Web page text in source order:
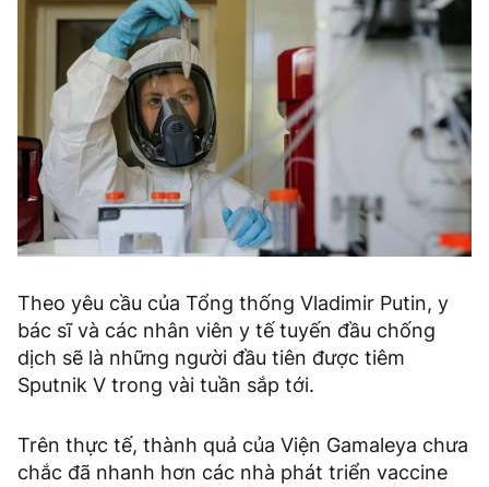
Theo yêu cầu của Tổng thống Vladimir Putin, y
bác sĩ và các nhân viên y tế tuyến đầu chống
dịch sẽ là những người đầu tiên được tiêm
Sputnik V trong vài tuần sắp tới.
Trên thực tế, thành quả của Viện Gamaleya chưa
chắc đã nhanh hơn các nhà phát triển vaccine